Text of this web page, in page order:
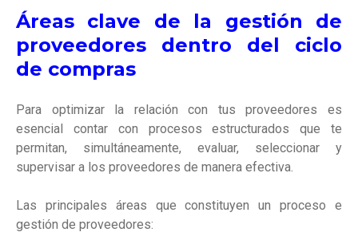
Áreas clave de la gestión de
proveedores dentro del ciclo
de compras
Para optimizar la relación con tus proveedores es
esencial contar con procesos estructurados que te
permitan, simultáneamente, evaluar, seleccionar y
supervisar a los proveedores de manera efectiva.
Las principales áreas que constituyen un proceso e
gestión de proveedores: